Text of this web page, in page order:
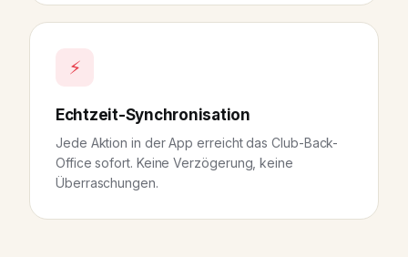
⚡
Echtzeit-Synchronisation
Jede Aktion in der App erreicht das Club-Back-
Office sofort. Keine Verzögerung, keine
Überraschungen.